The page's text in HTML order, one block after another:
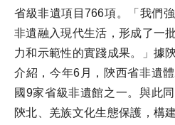
省級非遺項目766項。「我們
非遺融入現代生活，形成了一
力和示範性的實踐成果。」據
介紹，今年6月，陝西省非遺
國9家省級非遺館之一。與此
陝北、羌族文化生態保護，構